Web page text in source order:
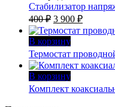
Стабилизатор
400₽ Первоначальная
цена
составляла
4
400 ₽.
3 900 ₽Текущая
цена:
3
900 ₽.
В корзину
Термостат
В корзину
Комплект